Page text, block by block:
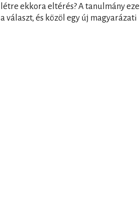
ekkora eltérés? A tanulmány
választ, és közöl egy új magyarázati